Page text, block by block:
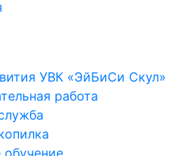
УВК «ЭйБиСи Скул»
работа